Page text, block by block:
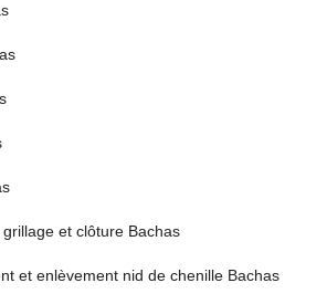
et clôture Bachas
et enlèvement nid de chenille Bachas